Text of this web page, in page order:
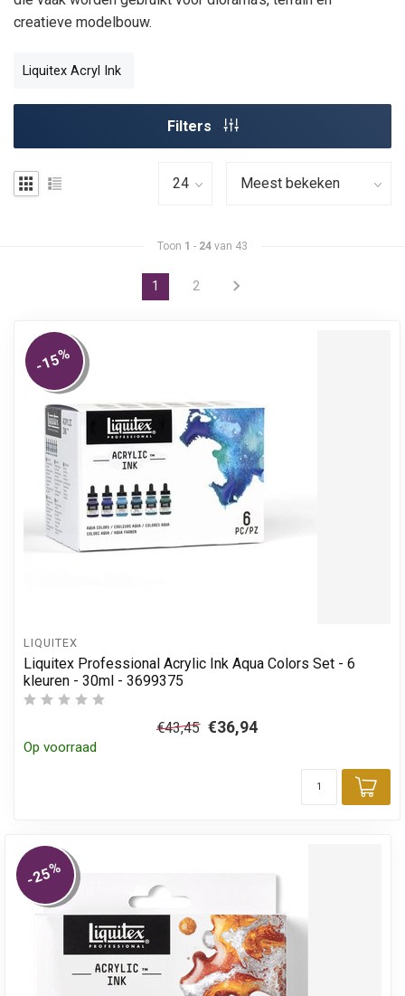
creatieve modelbouw.
Liquitex Acryl Ink
Filters
-15%
LIQUITEX
Liquitex Professional Acrylic Ink Aqua Colors Set - 6
kleuren - 30ml - 3699375
€43,45 €36,94
Op voorraad
-25%
Toon 1 - 24 van 43
1 2